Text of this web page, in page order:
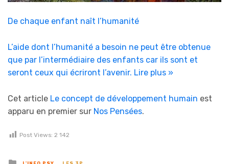
De chaque enfant naît l’humanité
L’aide dont l’humanité a besoin ne peut être obtenue
que par l’intermédiaire des enfants car ils sont et
seront ceux qui écriront l’avenir. Lire plus »
Cet article Le concept de développement humain est
apparu en premier sur Nos Pensées.
Post Views: 2 142
Posted in